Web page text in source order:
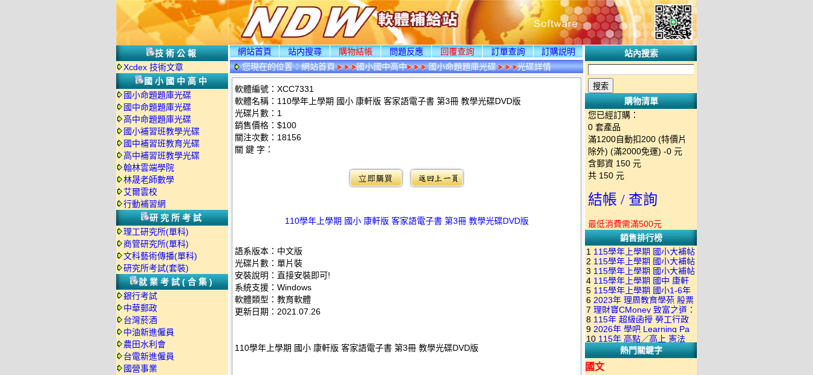
技術公報
Xcdex 技術文章
國小國中高中
國小命題題庫光碟
國中命題題庫光碟
高中命題題庫光碟
國小補習班教學光碟
國中補習班教育光碟
高中補習班教學光碟
翰林雲端學院
林晟老師數學
艾爾雲校
行動補習網
研究所考試
理工研究所(單科)
商管研究所(單科)
文科藝術傳播(單科)
研究所考試(套裝)
就業考試(合集)
銀行考試
中華郵政
台灣菸酒
中油新進僱員
農田水利會
台電新進僱員
國營事業
網站首頁 站内搜尋 購物結帳 問題反應 回覆查詢 訂單查詢
訂購説明
您現在的位置：網站首頁 國小國中高中 國小命題題庫光碟 光碟詳情
軟體編號：XCC7331
軟體名稱：110學年上學期 國小 康軒版 客家語電子書 第3冊 教學光碟DVD版
光碟片數：1
銷售價格：$100
關注次數： 18156
關 鍵 字：
110學年上學期 國小 康軒版 客家語電子書 第3冊 教學光碟DVD版
語系版本：中文版
光碟片數：單片裝
安裝說明：直接安裝即可!
系統支援：Windows
軟體類型：教育軟體
更新日期：2021.07.26
110學年上學期 國小 康軒版 客家語電子書 第3冊 教學光碟DVD版
站內搜索
購物清單
您已經訂購：
0 套產品
滿1200自動扣200 (特價片
除外) (滿2000免運) -0 元
含郵資 150 元
共 150 元
結帳 / 查詢
最低消費需滿500元
銷售排行榜
1 115學年上學期 國小大補帖
南一版 國語+數學+社會+生活
+自然 1-6年級 教學光碟DVD
版(3DVD)
2 115學年上學期 國小大補帖
康軒版 國語+數學+社會+生活
+自然 1-6年級 教學光碟DVD
版(3DVD)
3 115學年上學期 國小大補帖
翰林版 國語+數學+社會+生活
+自然 1-6年級 教學光碟DVD
版(3DVD)
4 115學年上學期 國中 康軒
各科平時練習卷&段考複習卷
(補充資源全收錄) DVD版(2片
裝)
5 115學年上學期 國小1-6年
級 習作解答(含康軒.南一.翰林
全版本.全科目)合輯版 DVD版
6 2023年 理周教育學苑 股票
當沖煉金術 主講：朱家泓 國
語發音 DVD版
7 理財寶CMoney 致富之道：
上班族飆股攻略班 主講：朱
家泓+林穎 國語發音 DVD版
8 115年 超級函授 勞工行政
與勞工立法概要 18堂課+總複
習 陸川老師 含PDF講義 函授
DVD(7DVD)
9 2026年 學吧 Learning Pa
小王子 當沖X波段 08課 國語
發音 DVD版(2DVD)
10 115年 高點／高上 憲法
18堂課 宗台大老師 含PDF講
義 函授DVD(8DVD)【適用於
熱門關鍵字
國文